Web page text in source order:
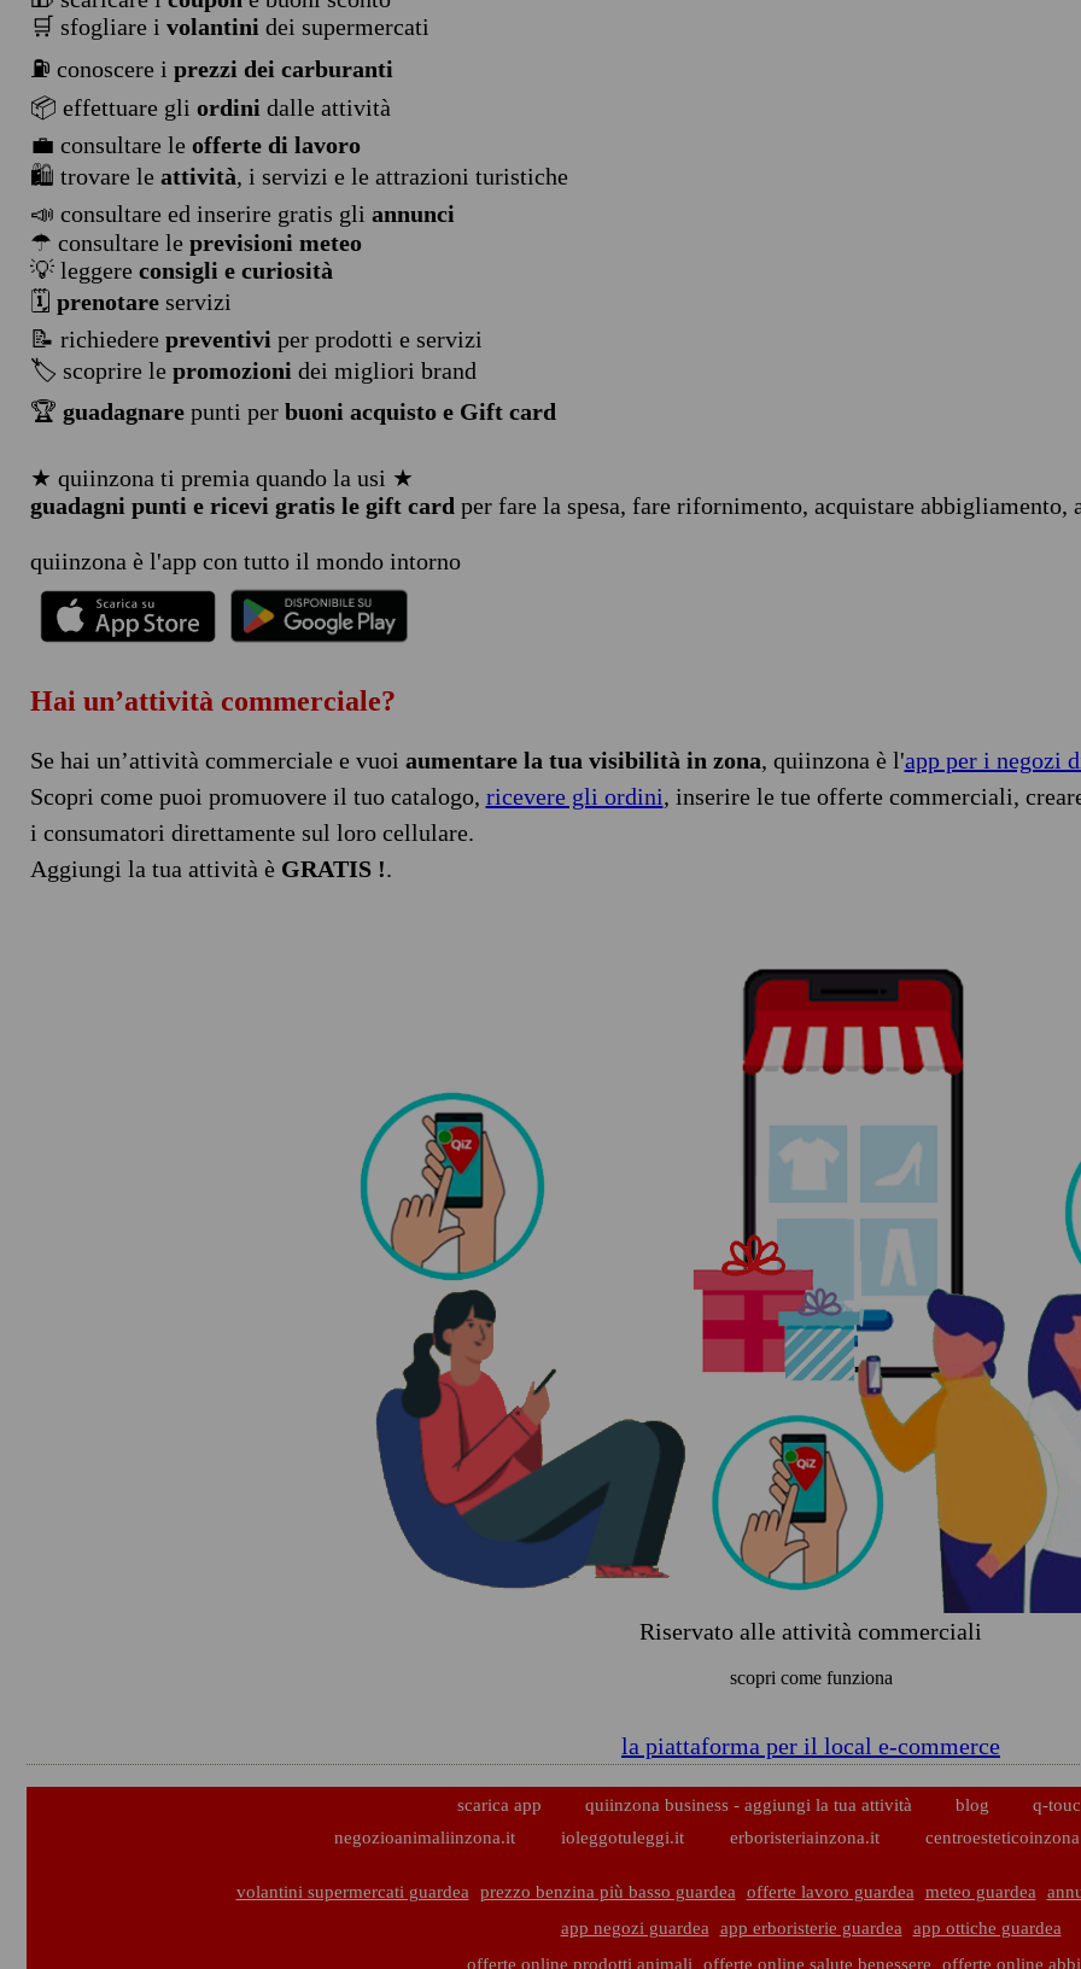
🛒 sfogliare i volantini dei supermercati
⛽ conoscere i prezzi dei carburanti
📦 effettuare gli ordini dalle attività
💼 consultare le offerte di lavoro
🛍️ trovare le attività, i servizi e le attrazioni turistiche
📣 consultare ed inserire gratis gli annunci
☂ consultare le previsioni meteo
💡 leggere consigli e curiosità
🗓️ prenotareservizi
📝 richiedere preventivi per prodotti e servizi
🏷️ scoprire le promozioni dei migliori brand
🏆 guadagnarepunti per buoni acquisto e Gift card
★ quiinzona ti premia quando la usi ★
guadagni punti e ricevi gratis le gift card per fare la spesa, fare rifornimento, acquistare abbigliamento,
quiinzona è l'app con tutto il mondo intorno
Hai un’attività commerciale?
Se hai un’attività commerciale e vuoi aumentare la tua visibilità in zona, quiinzona è l'app per i negozi
Scopri come puoi promuovere il tuo catalogo, ricevere gli ordini, inserire le tue offerte commerciali,
i consumatori direttamente sul loro cellulare.
Aggiungi la tua attività è GRATIS !.
Riservato alle attività commerciali
scopri come funziona
la piattaforma per il local e-commerce
scarica app quiinzona business - aggiungi la tua attività blog
q-
negozioanimaliinzona.it
ioleggotuleggi.it erboristeriainzona.it
volantini supermercati guardea prezzo benzina più basso guardea offerte lavoro guardea meteo guardea
app negozi guardea
app erboristerie guardea
app ottiche guardea
offerte online prodotti animali
offerte online salute benessere offerte online